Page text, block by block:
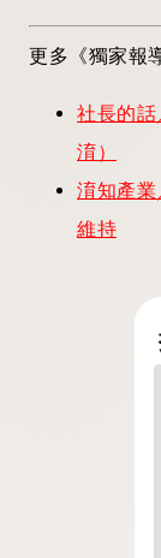
更多《獨家報
社長的
淯）
淯知產
維持